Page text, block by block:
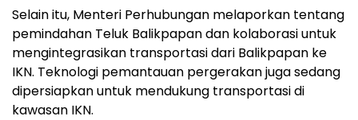
Selain itu, Menteri Perhubungan melaporkan tentang
pemindahan Teluk Balikpapan dan kolaborasi untuk
mengintegrasikan transportasi dari Balikpapan ke
IKN. Teknologi pemantauan pergerakan juga sedang
dipersiapkan untuk mendukung transportasi di
kawasan IKN.